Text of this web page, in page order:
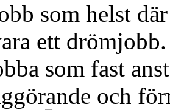
som helst
ett
som fast
och